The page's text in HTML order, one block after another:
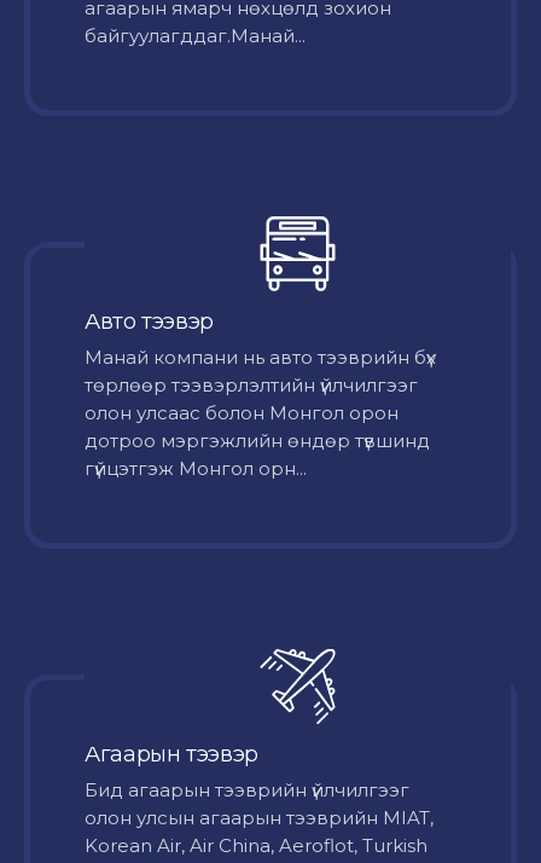
агаарын ямарч нөхцөлд зохион
байгуулагддаг.Манай...
Авто тээвэр
Mанай компани нь авто тээврийн бүх
төрлөөр тээвэрлэлтийн үйлчилгээг
олон улсаас болон Монгол орон
дотроо мэргэжлийн өндөр түвшинд
гүйцэтгэж Монгол орн...
Агаарын тээвэр
Бид агаарын тээврийн үйлчилгээг
олон улсын агаарын тээврийн MIAT,
Korean Air, Air China, Aeroflot, Turkish